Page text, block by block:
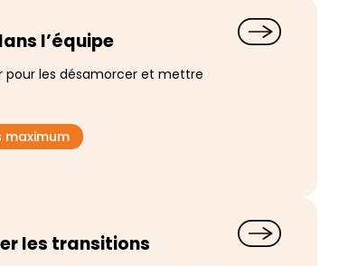
l’équipe
pour les désamorcer et mettre
maximum
les transitions